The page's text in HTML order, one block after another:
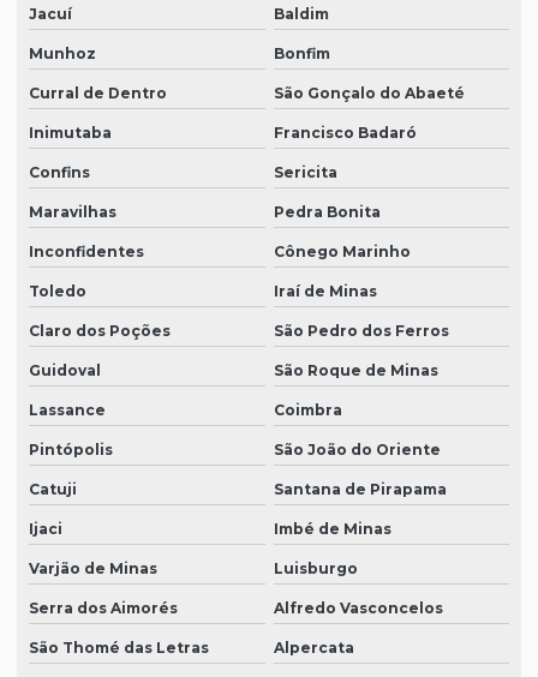
Jacuí Baldim
Munhoz Bonfim
Curral de Dentro São Gonçalo do Abaeté
Inimutaba Francisco Badaró
Confins Sericita
Maravilhas Pedra Bonita
Inconfidentes Cônego Marinho
Toledo Iraí de Minas
Claro dos Poções São Pedro dos Ferros
Guidoval São Roque de Minas
Lassance Coimbra
Pintópolis São João do Oriente
Catuji Santana de Pirapama
Ijaci Imbé de Minas
Varjão de Minas Luisburgo
Serra dos Aimorés Alfredo Vasconcelos
São Thomé das Letras Alpercata